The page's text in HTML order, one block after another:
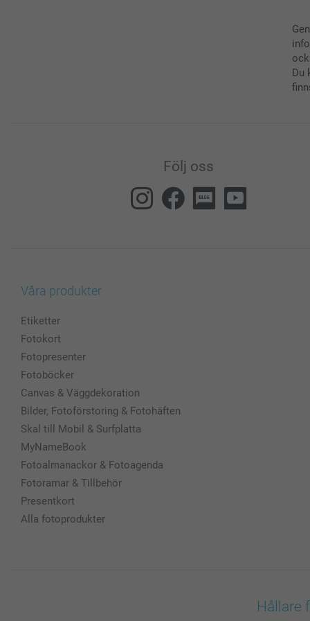
Du
Följ oss
Våra produkter
Etiketter
Fotokort
Fotopresenter
Fotoböcker
Canvas & Väggdekoration
Bilder, Fotoförstoring & Fotohäften
Skal till Mobil & Surfplatta
MyNameBook
Fotoalmanackor & Fotoagenda
Fotoramar & Tillbehör
Presentkort
Alla fotoprodukter
Hållare